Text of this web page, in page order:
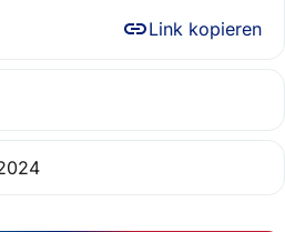
Link kopieren